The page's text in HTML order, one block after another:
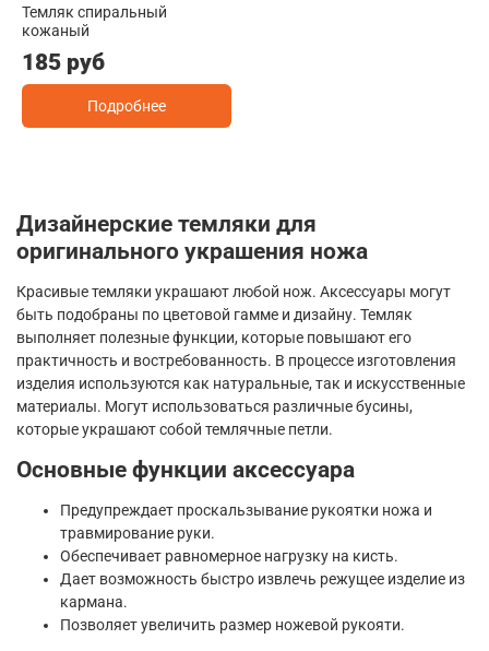
Темляк спиральный
кожаный
185 руб
Подробнее
Дизайнерские темляки для
оригинального украшения ножа
Красивые темляки украшают любой нож. Аксессуары могут
быть подобраны по цветовой гамме и дизайну. Темляк
выполняет полезные функции, которые повышают его
практичность и востребованность. В процессе изготовления
изделия используются как натуральные, так и искусственные
материалы. Могут использоваться различные бусины,
которые украшают собой темлячные петли.
Основные функции аксессуара
Предупреждает проскальзывание рукоятки ножа и
травмирование руки.
Обеспечивает равномерное нагрузку на кисть.
Дает возможность быстро извлечь режущее изделие из
кармана.
Позволяет увеличить размер ножевой рукояти.